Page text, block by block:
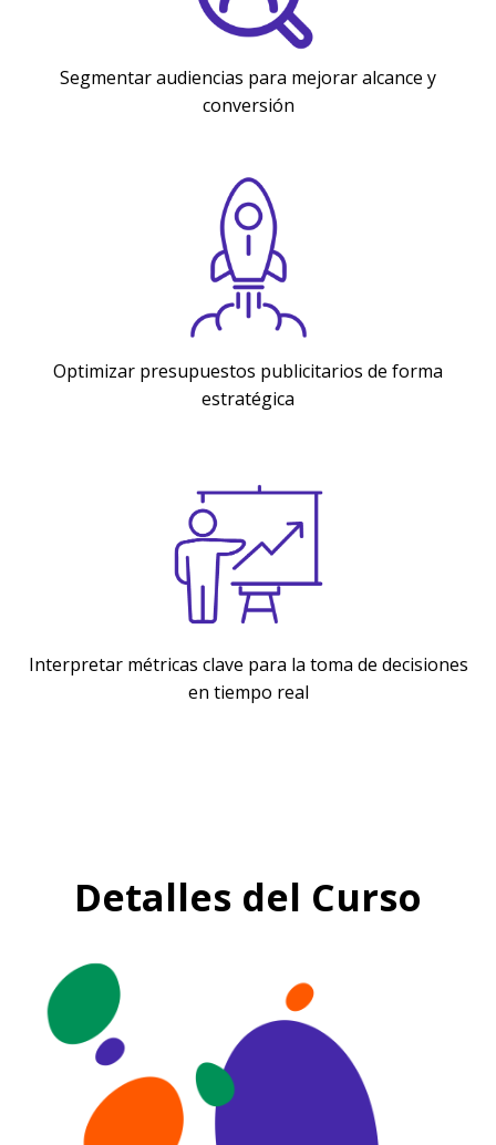
Segmentar audiencias para mejorar alcance y
conversión
Optimizar presupuestos publicitarios de forma
estratégica
Interpretar métricas clave para la toma de decisiones
en tiempo real
Detalles del Curso